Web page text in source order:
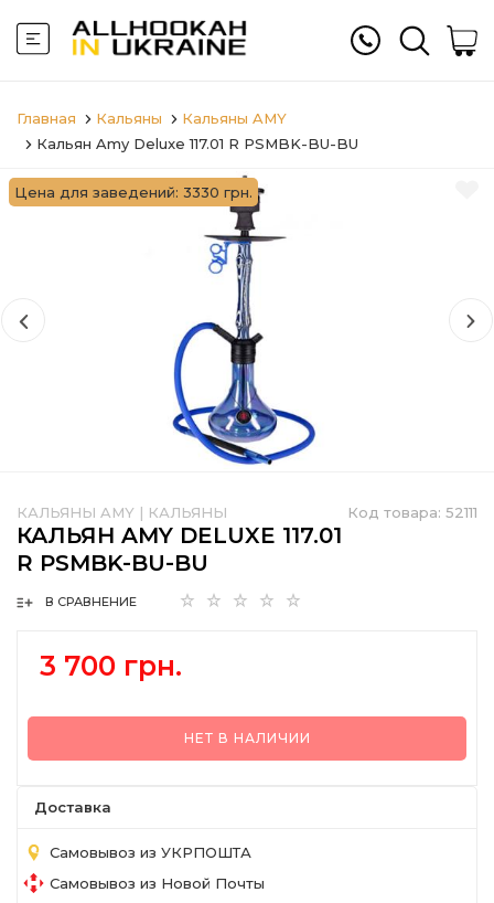
Главная Кальяны
Кальяны AMY
Кальян Amy Deluxe 117.01 R PSMBK-BU-BU
Цена для заведений: 3330 грн.
Код товара: 52111
КАЛЬЯНЫ AMY | КАЛЬЯНЫ
КАЛЬЯН AMY DELUXE 117.01
R PSMBK-BU-BU
В СРАВНЕНИЕ
3 700 грн.
НЕТ В НАЛИЧИИ
Доставка
Самовывоз из УКРПОШТА
Самовывоз из Новой Почты